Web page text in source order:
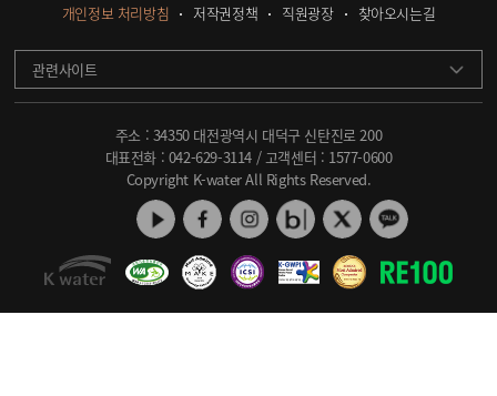
개인정보 처리방침 저작권정책 직원광장 찾아오시는길
관련사이트
주소 : 34350 대전광역시 대덕구 신탄진로 200
대표전화 : 042-629-3114 / 고객센터 : 1577-0600
Copyright K-water All Rights Reserved.